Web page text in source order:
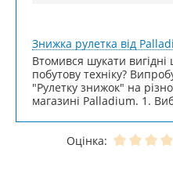
Знижка рулетка від
Втомився шукати вигідні
побутову техніку?
"Рулетку знижок" на
магазині Palladium. 1.
Оцінка: